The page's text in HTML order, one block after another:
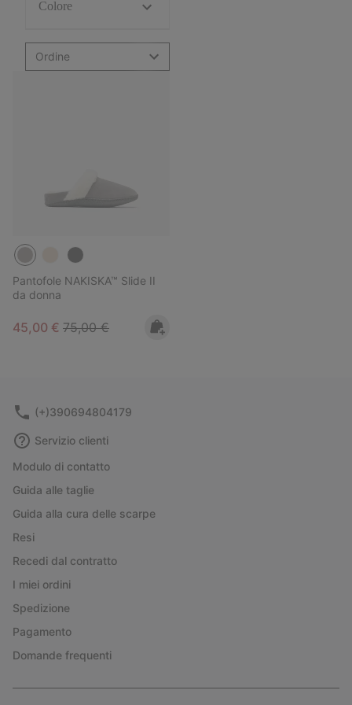
Colore
Ordine
Pantofole NAKISKA™ Slide II
da donna
Sale price:
45,00 € Regular price:
75,00 €
(+)390694804179
Servizio clienti
Modulo di contatto
Guida alle taglie
Guida alla cura delle scarpe
Resi
Recedi dal contratto
I miei ordini
Spedizione
Pagamento
Domande frequenti